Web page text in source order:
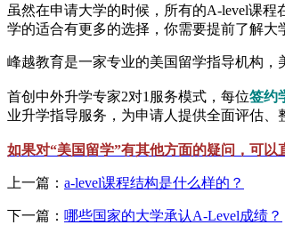
虽然在申请大学的时候，所有的A-level课
学的适合有更多的选择，你需要提前了解大
峰越教育是一家专业的美国留学指导机构
首创中外升学专家2对1服务模式，每位签约
业升学指导服务，为申请人提供全面评估、
如果对“美国留学”有其他方面的疑问，可
上一篇： a-level课程结构是什么样的？
下一篇： 哪些国家的大学承认A-Level成绩？